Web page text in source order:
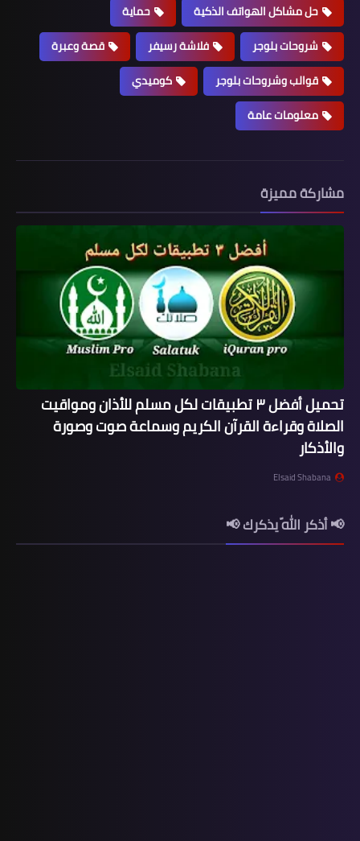
حل مشاكل الهواتف الذكية
حماية
شروحات بلوجر
فلاشة رسيفر
قصة وعبرة
قوالب وشروحات بلوجر
كوميدي
معلومات عامة
مشاركة مميزة
تحميل أفضل ٣ تطبيقات لكل مسلم للأذان ومواقيت
الصلاة وقراءة القرآن الكريم وسماعة صوت وصورة
والأذكار
Elsaid Shabana
📢 أذكر اللّه يذكرك 📢